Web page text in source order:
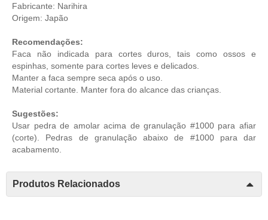
Fabricante: Narihira
Origem: Japão
Recomendações:
Faca não indicada para cortes duros, tais como ossos e
espinhas, somente para cortes leves e delicados.
Manter a faca sempre seca após o uso.
Material cortante. Manter fora do alcance das crianças.
Sugestões:
Usar pedra de amolar acima de granulação #1000 para afiar
(corte). Pedras de granulação abaixo de #1000 para dar
acabamento.
Produtos Relacionados